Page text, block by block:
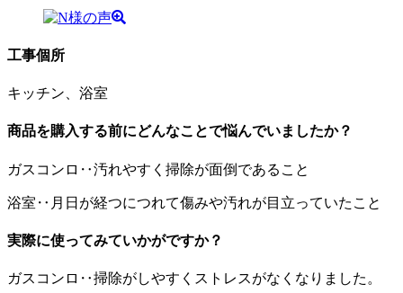
工事個所
キッチン、浴室
商品を購入する前にどんなことで悩んでいましたか？
ガスコンロ‥汚れやすく掃除が面倒であること
浴室‥月日が経つにつれて傷みや汚れが目立っていたこと
実際に使ってみていかがですか？
ガスコンロ‥掃除がしやすくストレスがなくなりました。